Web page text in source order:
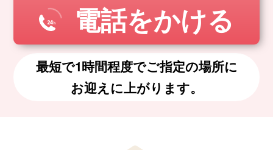
電話をかける
最短で1時間程度でご指定の場所に
お迎えに上がります。